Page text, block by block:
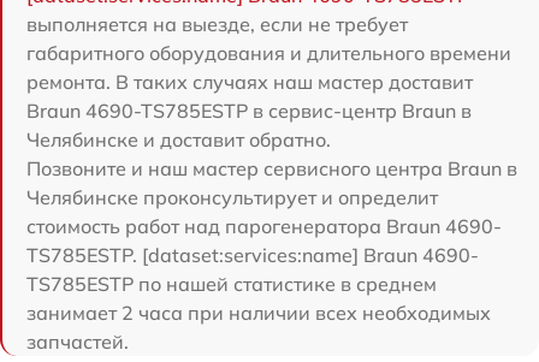
выполняется на выезде, если не требует
габаритного оборудования и длительного времени
ремонта. В таких случаях наш мастер доставит
Braun 4690-TS785ESTP в сервис-центр Braun в
Челябинске и доставит обратно.
Позвоните и наш мастер сервисного центра Braun в
Челябинске проконсультирует и определит
стоимость работ над парогенератора Braun 4690-
TS785ESTP. [dataset:services:name] Braun 4690-
TS785ESTP по нашей статистике в среднем
занимает 2 часа при наличии всех необходимых
запчастей.